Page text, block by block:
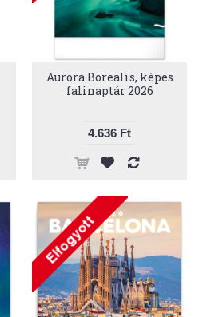
Aurora Borealis, képes
falinaptár 2026
4.636 Ft